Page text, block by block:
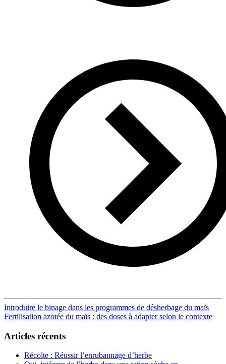
Post
navigation
Introduire le binage dans les programmes de désherbage du maïs
Fertilisation azotée du maïs : des doses à adapter selon le contexte
Articles récents
Récolte : Réussir l’enrubannage d’herbe